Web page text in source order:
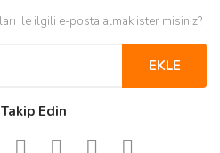
ile ilgili e-posta almak ister misiniz?
EKLE
Edin